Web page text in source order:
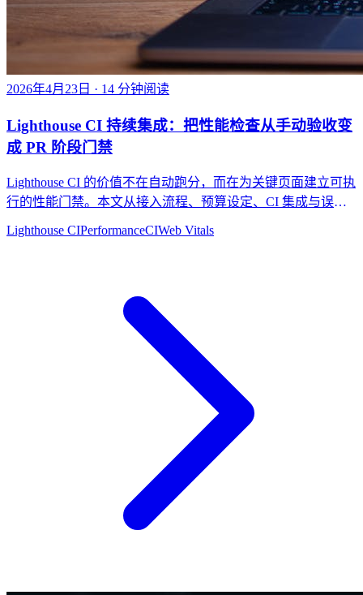
2026年4月23日 · 14 分钟阅读
Lighthouse CI 持续集成：把性能检查从手动验收变
成 PR 阶段门禁
Lighthouse CI 的价值不在自动跑分，而在为关键页面建立可执
行的性能门禁。本文从接入流程、预算设定、CI 集成与误报
Lighthouse CIPerformanceCIWeb Vitals